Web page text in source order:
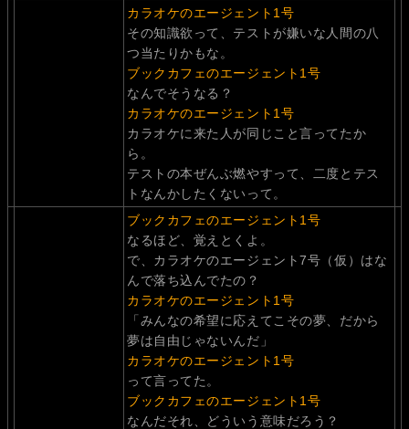
カラオケのエージェント1号
その知識欲って、テストが嫌いな人間の八
つ当たりかもな。
ブックカフェのエージェント1号
なんでそうなる？
カラオケのエージェント1号
カラオケに来た人が同じこと言ってたか
ら。
テストの本ぜんぶ燃やすって、二度とテス
トなんかしたくないって。
ブックカフェのエージェント1号
なるほど、覚えとくよ。
で、カラオケのエージェント7号（仮）はな
んで落ち込んでたの？
カラオケのエージェント1号
「みんなの希望に応えてこその夢、だから
夢は自由じゃないんだ」
カラオケのエージェント1号
って言ってた。
ブックカフェのエージェント1号
なんだそれ、どういう意味だろう？